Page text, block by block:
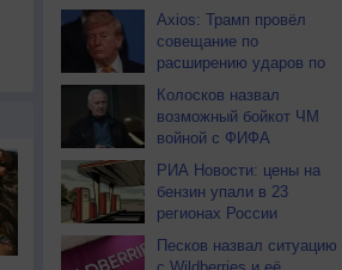
НОВОСТИ ПАРТНЕРОВ
Axios: Трамп провёл
совещание по
расширению ударов по
Ирану
Колосков назвал
возможный бойкот ЧМ
войной с ФИФА
РИА Новости: цены на
бензин упали в 23
регионах России
Песков назвал ситуацию